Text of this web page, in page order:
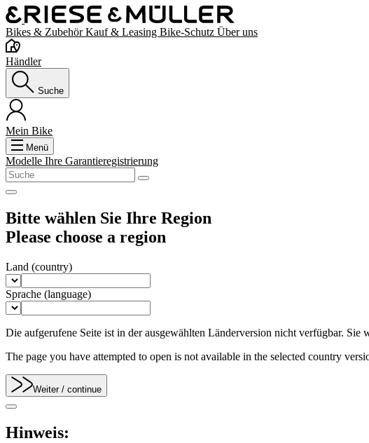
Bikes & ZubehörKauf & Leasing Bike-Schutz Über uns
Händler
Suche
Mein Bike
Menü
Modelle Ihre Garantieregistrierung
Bitte wählen Sie Ihre Region
Please choose a region
Land (country)
Sprache (language)
Die aufgerufene Seite ist in der ausgewählten Länderversion nicht verfügbar. Sie
The page you have attempted to open is not available in the selected country
Weiter / continue
Hinweis: